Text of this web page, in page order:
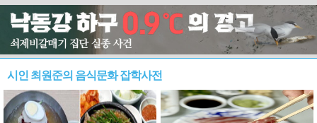
시인 최원준의 음식문화 잡학사전